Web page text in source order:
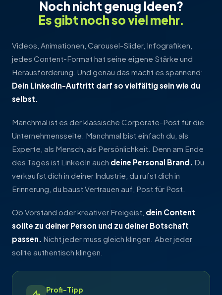
Noch nicht genug Ideen?
Es gibt noch so viel mehr.
Videos, Animationen, Carousel-Slider, Infografiken,
jedes Content-Format hat seine eigene Stärke und
Herausforderung. Und genau das macht es spannend:
Dein LinkedIn-Auftritt darf so vielfältig sein wie du
selbst.
Manchmal ist es der klassische Corporate-Post für die
Unternehmensseite. Manchmal bist einfach du, als
Experte, als Mensch, als Persönlichkeit. Denn am Ende
des Tages ist LinkedIn auch deine Personal Brand. Du
verkaufst dich in deiner Industrie, du rufst dich in
Erinnerung, du baust Vertrauen auf, Post für Post.
Ob Vorstand oder kreativer Freigeist, dein Content
sollte zu deiner Person und zu deiner Botschaft
passen. Nicht jeder muss gleich klingen. Aber jeder
sollte authentisch klingen.
Profi-Tipp